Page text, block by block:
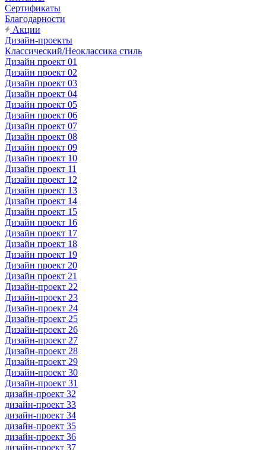
Сертификаты
Благодарности
Акции
Дизайн-проекты
Классический/Неоклассика стиль
Дизайн проект 01
Дизайн проект 02
Дизайн проект 03
Дизайн проект 04
Дизайн проект 05
Дизайн проект 06
Дизайн проект 07
Дизайн проект 08
Дизайн проект 09
Дизайн проект 10
Дизайн проект 11
Дизайн проект 12
Дизайн проект 13
Дизайн проект 14
Дизайн проект 15
Дизайн проект 16
Дизайн проект 17
Дизайн проект 18
Дизайн проект 19
Дизайн проект 20
Дизайн проект 21
Дизайн-проект 22
Дизайн-проект 23
Дизайн-проект 24
Дизайн-проект 25
Дизайн-проект 26
Дизайн-проект 27
Дизайн-проект 28
Дизайн-проект 29
Дизайн-проект 30
Дизайн-проект 31
дизайн-проект 32
дизайн-проект 33
дизайн-проект 34
дизайн-проект 35
дизайн-проект 36
дизайн-проект 37